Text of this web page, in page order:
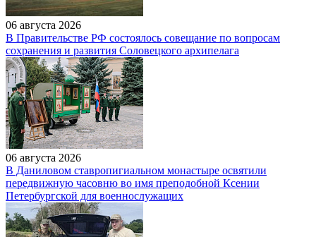
06 августа 2026
В Правительстве РФ состоялось совещание по вопросам
сохранения и развития Соловецкого архипелага
06 августа 2026
В Даниловом ставропигиальном монастыре освятили
передвижную часовню во имя преподобной Ксении
Петербургской для военнослужащих